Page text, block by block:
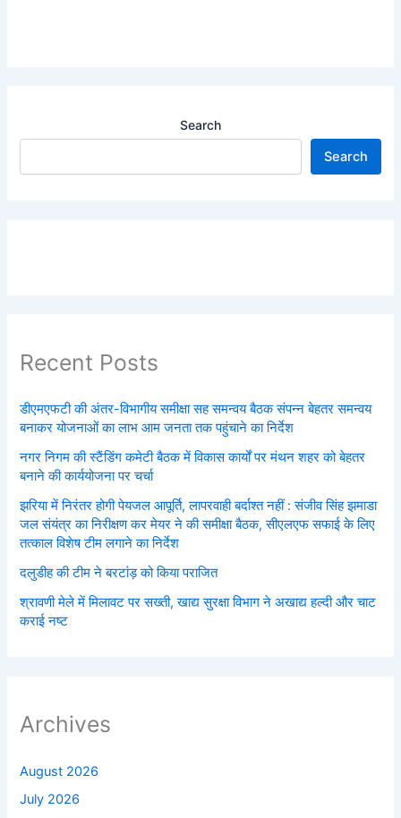
Search
Search
Recent Posts
डीएमएफटी की अंतर-विभागीय समीक्षा सह समन्वय बैठक संपन्न बेहतर समन्वय
बनाकर योजनाओं का लाभ आम जनता तक पहुंचाने का निर्देश
नगर निगम की स्टैंडिंग कमेटी बैठक में विकास कार्यों पर मंथन शहर को बेहतर
बनाने की कार्ययोजना पर चर्चा
झरिया में निरंतर होगी पेयजल आपूर्ति, लापरवाही बर्दाश्त नहीं : संजीव सिंह झमाडा
जल संयंत्र का निरीक्षण कर मेयर ने की समीक्षा बैठक, सीएलएफ सफाई के लिए
तत्काल विशेष टीम लगाने का निर्देश
दलुडीह की टीम ने बरटांड़ को किया पराजित
श्रावणी मेले में मिलावट पर सख्ती, खाद्य सुरक्षा विभाग ने अखाद्य हल्दी और चाट
कराई नष्ट
Archives
August 2026
July 2026